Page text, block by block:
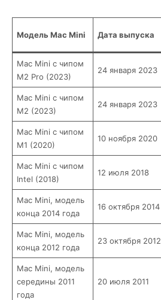
Модель Mac Mini Дата выпуска
Mac Mini с чипом
M2 Pro (2023)
24 января 2023
Mac Mini с чипом
M2 (2023)
24 января 2023
Mac Mini с чипом
M1 (2020)
10 ноября 2020
Mac Mini с чипом
Intel (2018)
12 июля 2018
Mac Mini, модель
конца 2014 года
16 октября 2014
Mac Mini, модель
конца 2012 года
23 октября 2012
Mac Mini, модель
середины 2011
года
20 июля 2011